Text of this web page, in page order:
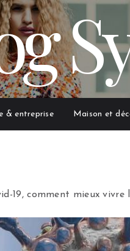
& entreprise Maison et
19, comment mieux vivre